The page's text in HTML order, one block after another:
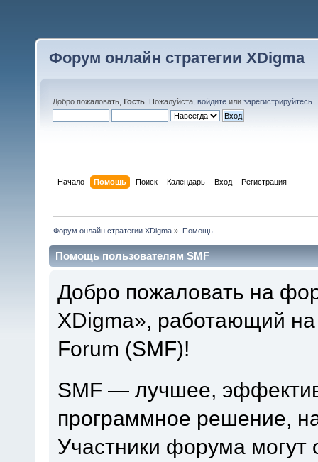
Форум онлайн стратегии XDigma
Добро пожаловать, Гость . Пожалуйста, войдите или зарегистрируйтесь
Начало Помощь Поиск Календарь Вход Регистрация
Форум онлайн стратегии XDigma » Помощь
Помощь пользователям SMF
Добро пожаловать на
XDigma», работающий
Forum (SMF)!
SMF — лучшее,
программное решение,
Участники форума